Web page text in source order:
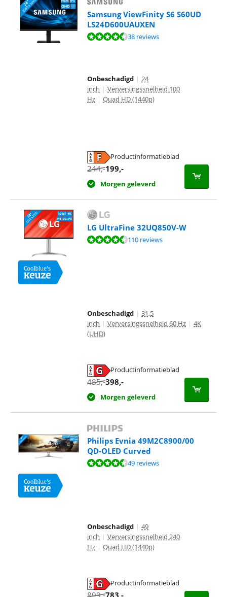
Samsung ViewFinity S6 S60UD
LS24D600UAUXEN
Beoordeling is 9,0 van de 10, gebaseerd op 38 reviews.
38 reviews
Onbeschadigd | 24
inch | Verversingssnelheid 100
Hz | Quad HD (1440p)
Productinformatieblad
244,-199,-
Morgen geleverd
LG UltraFine 32UQ850V-W
Beoordeling is 9,1 van de 10, gebaseerd op 110 reviews.
110 reviews
Onbeschadigd | 31,5
inch | Verversingssnelheid 60 Hz | 4K
(UHD)
Productinformatieblad
485,-398,-
Morgen geleverd
Philips Evnia 49M2C8900/00
QD-OLED Curved
Beoordeling is 8,7 van de 10, gebaseerd op 49 reviews.
49 reviews
Onbeschadigd | 49
inch | Verversingssnelheid 240
Hz | Quad HD (1440p)
Productinformatieblad
899,-783,-